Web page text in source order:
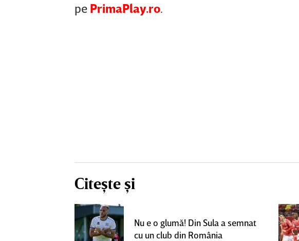
pe PrimaPlay.ro.
Citește și
Nu e o glumă! Din Sula a semnat
cu un club din România